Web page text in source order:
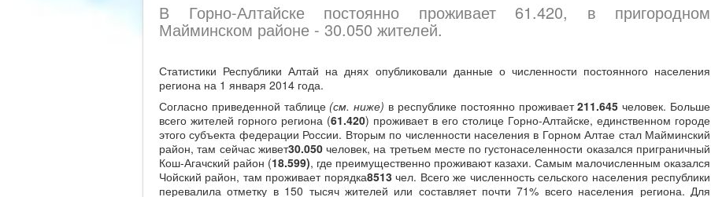
В Горно-Алтайске постоянно проживает 61.420, в пригородном
Майминском районе - 30.050 жителей.
Статистики Республики Алтай на днях опубликовали данные о численности постоянного населения
региона на 1 января 2014 года.
Согласно приведенной таблице (см. ниже) в республике постоянно проживает211.645 человек. Больше
всего жителей горного региона (61.420) проживает в его столице Горно-Алтайске, единственном городе
этого субъекта федерации России. Вторым по численности населения в Горном Алтае стал Майминский
район, там сейчас живет30.050человек, на третьем месте по густонаселенности оказался приграничный
Кош-Агачский район (18.599), где преимущественно проживают казахи. Самым малочисленным оказался
Чойский район, там проживает порядка8513чел. Всего же численность сельского населения республики
перевалила отметку в 150 тысяч жителей или составляет почти 71% всего населения региона. Для